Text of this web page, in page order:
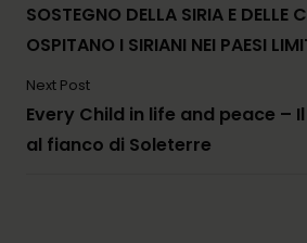
SOSTEGNO DELLA SIRIA E DELLE
OSPITANO I SIRIANI NEI PAESI
Next Post
Every Child in life and peace –
al fianco di Soleterre